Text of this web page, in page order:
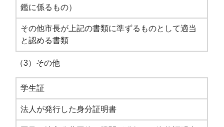
鑑に係るもの）
その他市長が上記の書類に準ずるものとして適当
と認める書類
（3）その他
学生証
法人が発行した身分証明書